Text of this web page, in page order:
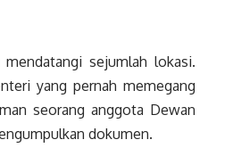
sejumlah lokasi.
yang pernah memegang
seorang anggota Dewan
dokumen.